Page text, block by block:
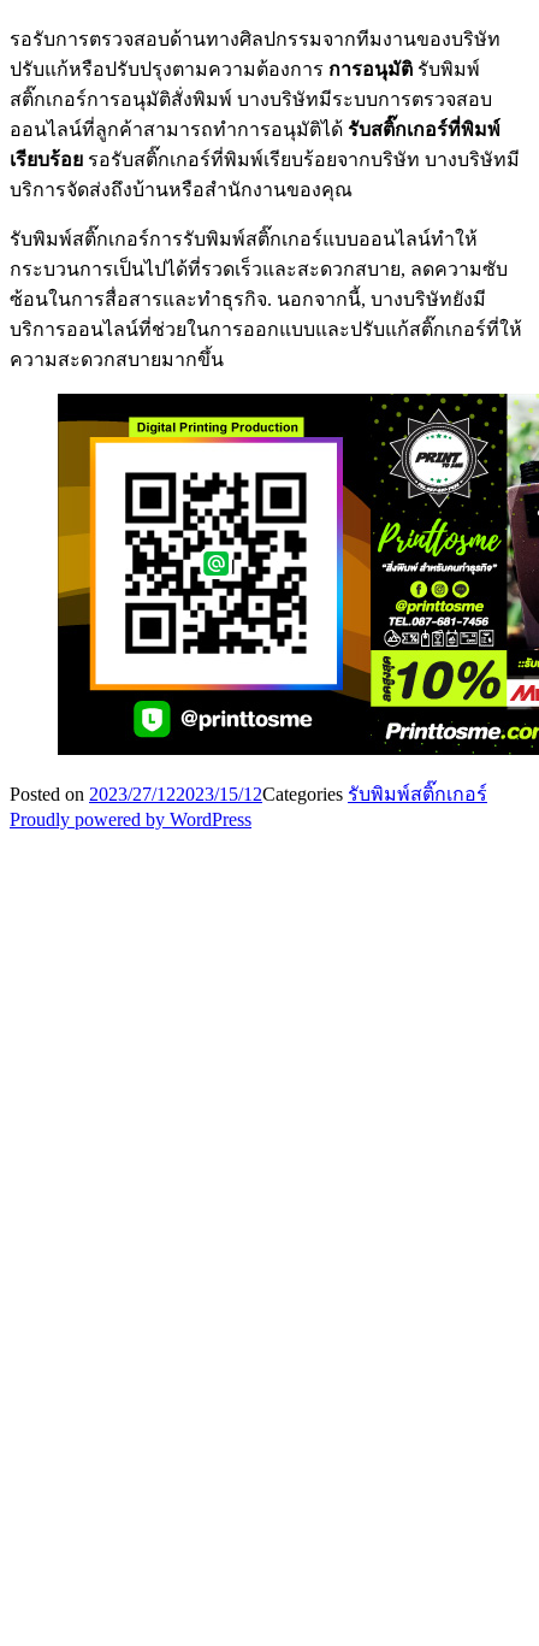
รอรับการตรวจสอบด้านทางศิลปกรรมจากทีมงานของบริษัท
ปรับแก้หรือปรับปรุงตามความต้องการ การอนุมัติ รับพิมพ์
สติ๊กเกอร์การอนุมัติสั่งพิมพ์ บางบริษัทมีระบบการตรวจสอบ
ออนไลน์ที่ลูกค้าสามารถทำการอนุมัติได้ รับสติ๊กเกอร์ที่พิมพ์
เรียบร้อย รอรับสติ๊กเกอร์ที่พิมพ์เรียบร้อยจากบริษัท บางบริษัทมี
บริการจัดส่งถึงบ้านหรือสำนักงานของคุณ
รับพิมพ์สติ๊กเกอร์การรับพิมพ์สติ๊กเกอร์แบบออนไลน์ทำให้
กระบวนการเป็นไปได้ที่รวดเร็วและสะดวกสบาย, ลดความซับ
ซ้อนในการสื่อสารและทำธุรกิจ. นอกจากนี้, บางบริษัทยังมี
บริการออนไลน์ที่ช่วยในการออกแบบและปรับแก้สติ๊กเกอร์ที่ให้
ความสะดวกสบายมากขึ้น
Posted on 2023/27/122023/15/12Categories รับพิมพ์สติ๊กเกอร์
Proudly powered by WordPress